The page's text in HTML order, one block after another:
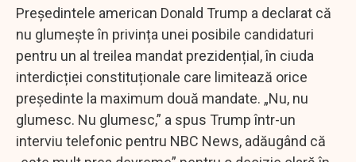
Președintele american Donald Trump a declarat că
nu glumește în privința unei posibile candidaturi
pentru un al treilea mandat prezidențial, în ciuda
interdicției constituționale care limitează orice
președinte la maximum două mandate. „Nu, nu
glumesc. Nu glumesc,” a spus Trump într-un
interviu telefonic pentru NBC News, adăugând că